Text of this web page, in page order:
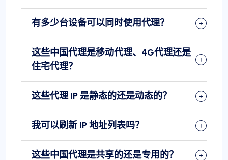
有多少台设备可以同时使用代理？
这些中国代理是移动代理、4G代理还是
住宅代理？
这些代理 IP 是静态的还是动态的？
我可以刷新 IP 地址列表吗？
这些中国代理是共享的还是专用的？